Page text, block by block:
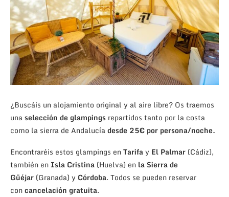
¿Buscáis un alojamiento original y al aire libre? Os traemos
unaselección de glampings repartidos tanto por la costa
como la sierra de Andalucíadesde 25€ por persona/noche.
Encontraréis estos glampings enTarifay El Palmar (Cádiz),
también en Isla Cristina (Huelva) en la Sierra de
Güéjar (Granada) y Córdoba. Todos se pueden reservar
concancelación gratuita.